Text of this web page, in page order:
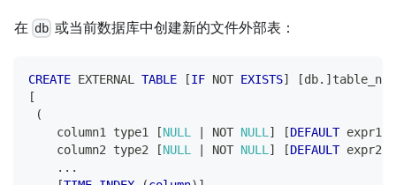
在 db 或当前数据库中创建新的文件外部表：
CREATE EXTERNAL TABLE [IF NOT EXISTS] [db. ]
[
(
    column1 type1
[NULL NOT NULL ] [DEFAULT expr1
    column2 type2
[NULL NOT NULL ] [DEFAULT expr2
. . .